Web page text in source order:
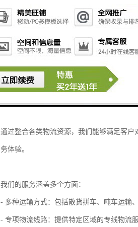
国际物流的复杂性与专业性
国际物流涉及跨国运输、仓储管理、报关报
这一过程不仅需要丰富的国际贸易知识和专
随着全球供应链的日益紧密和电子商务的
我们始终以成为中小企业综合物流供应商
通过整合各类物流资源，我们能够满足客
务体验。
我们的服务涵盖多个方面：
- 多种运输方式：包括散货拼车、吨车运输
- 专项物流线路：提供特定区域的专线物流